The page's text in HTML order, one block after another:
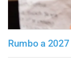
Rumbo a 2027